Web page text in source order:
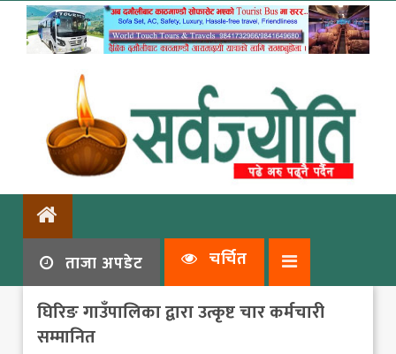
ताजा अपडेट चर्चित
घिरिङ गाउँपालिका द्वारा उत्कृष्ट चार कर्मचारी
सम्मानित